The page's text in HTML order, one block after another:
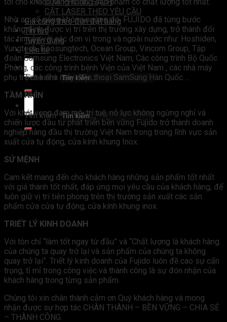
CẮT LASER THEO YÊU CẦU
Gia công theo đơn đặt hàng
Tin tức
Tuyển dụng
Liên hệ
Tìm kiếm:
Tìm kiếm:
Nhờ sự cố gắng không ngừng đó, FUJIDO đã từng bước
khẳng định được vị trí trên thị trường xây dựng, trở thành đối
tác tin cậy với các đơn vị trong và ngoài nước như: Hoshiden,
Yungtech, Doosungtech, Ocean Group, Vincom Group, Tập
đoàn Samsung Electronics Việt Nam, Các công trình Bộ Quốc
Phòng, các công trình bệnh Viện của Việt Nam , các nhà máy
phụ trợ cho nhà máy điện thoại SamSung Hàn Quốc….
TẦM NHÌN
Với khát vọng đam mê, trí tuệ, nỗ lực không ngừng nghỉ và
chiến lược đầu tư phát triển bền vững Fujido trở thành doanh
nghiệp hàng đầu thị trường Việt Nam trong trong lĩnh vực sản
xuất cửa tự động, cửa kính khung Inox.
SỨ MỆNH
Cam kết mang đến cho khách hàng những sản phẩm tốt nhất
với giá thành tốt nhất, đáp ứng mọi yêu cầu của khách hàng, để
luôn giữ vị trí tiên phong trên thị trường sản xuất các sản
phẩm cửa cửa tự động, cửa kính khung inox.
TRIẾT LÝ KINH DOANH
Với tôn chỉ “làm tốt ngay từ đầu” và “Chất lượng là khách hàng
của chúng ta quay trở lại và sản phẩm của chúng ta không
quay trở lại”. Triết lý kinh doanh của Fujido luôn đề cao sự cẩn
trọng, tỉ mỉ trong công việc và thành công là sự đón nhận của
khách hàng trong từng sản phẩm.
Chúng tôi xin chân thành cảm ơn Quý khách hàng và mong
nhận được sự hợp tác CHÂN THÀNH – BỀN VỮNG – CHIA SẺ
– THÀNH CÔNG.